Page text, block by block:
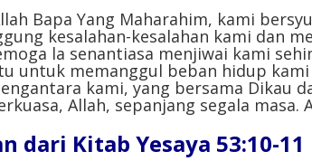
Bapa Yang Maharahim, kami
kesalahan-kesalahan kami dan
la senantiasa menjiwai kami
untuk memanggul beban hidup
kami, yang bersama Dikau
Allah, sepanjang segala masa.
dari Kitab Yesaya 53:10-11